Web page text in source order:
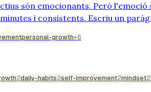
són emocionants. Però
i consistents. Escriu un
de 10 minuts. Completa aquella
aquestes petites victòries
personal-growth+6
2daily-habits2self-improvement2mindset2